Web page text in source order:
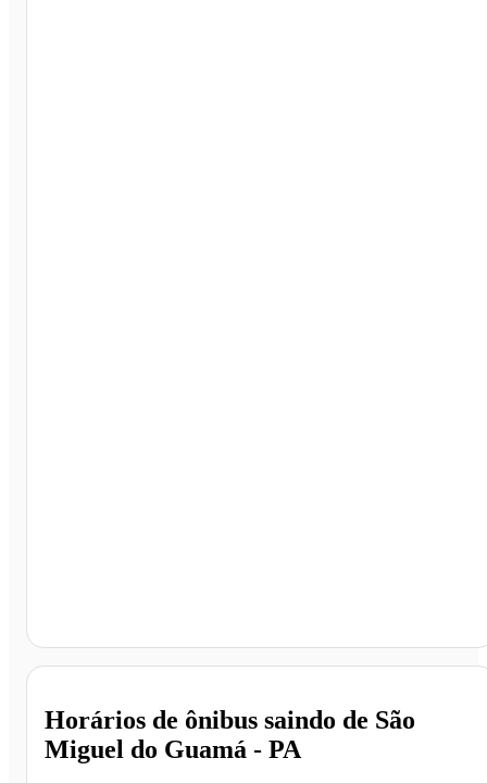
Horários de ônibus saindo de São
Miguel do Guamá - PA